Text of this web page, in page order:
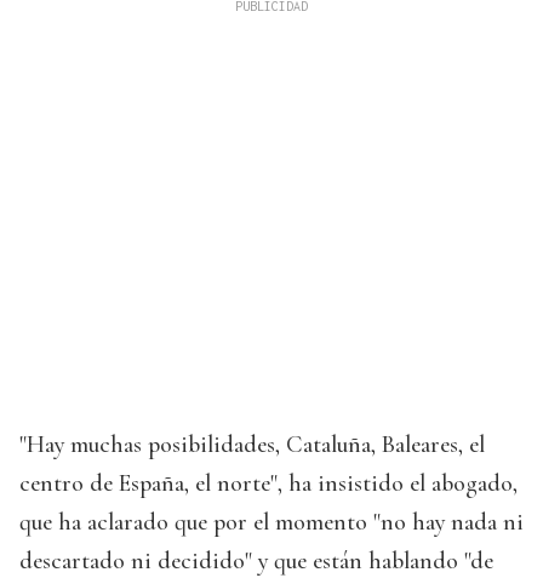
"Hay muchas posibilidades, Cataluña, Baleares, el
centro de España, el norte", ha insistido el abogado,
que ha aclarado que por el momento "no hay nada ni
descartado ni decidido" y que están hablando "de